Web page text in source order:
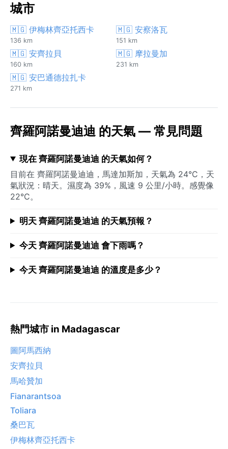
城市
🇲🇬 伊梅林齊亞托西卡
136 km
🇲🇬 安察洛瓦
151 km
🇲🇬 安齊拉貝
160 km
🇲🇬 摩拉曼加
231 km
🇲🇬 安巴通德拉扎卡
271 km
齊羅阿諾曼迪迪 的天氣 — 常見問題
現在 齊羅阿諾曼迪迪 的天氣如何？
目前在 齊羅阿諾曼迪迪，馬達加斯加，天氣為 24°C，天
氣狀況：晴天。濕度為 39%，風速 9 公里/小時。感覺像
22°C。
明天 齊羅阿諾曼迪迪 的天氣預報？
今天 齊羅阿諾曼迪迪 會下雨嗎？
今天 齊羅阿諾曼迪迪 的溫度是多少？
熱門城市 in Madagascar
圖阿馬西納
安齊拉貝
馬哈贊加
Fianarantsoa
Toliara
桑巴瓦
伊梅林齊亞托西卡